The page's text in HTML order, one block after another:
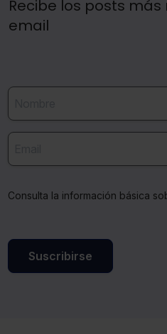
Recibe los posts
email
Consulta la información básica
Suscribirse